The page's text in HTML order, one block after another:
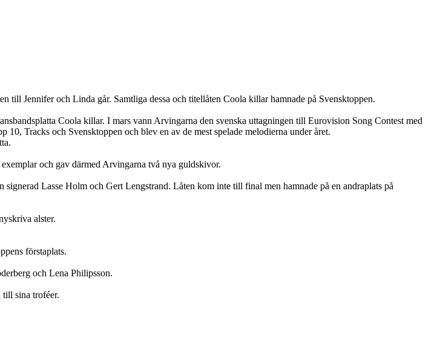
till Jennifer och Linda går. Samtliga dessa och titellåten Coola killar hamnade på Svensktoppen.
Coola killar. I mars vann Arvingarna den svenska uttagningen till Eurovision Song Contest med
Tracks och Svensktoppen och blev en av de mest spelade melodierna under året.
och gav därmed Arvingarna två nya guldskivor.
Lasse Holm och Gert Lengstrand. Låten kom inte till final men hamnade på en andraplats på
alster.
förstaplats.
och Lena Philipsson.
sina troféer.